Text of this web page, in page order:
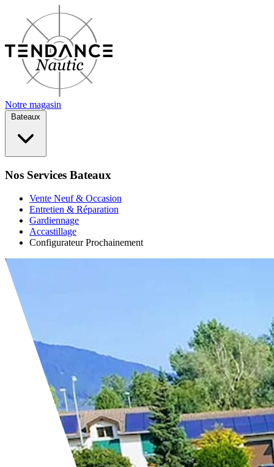
Notre magasin
Bateaux
Nos Services Bateaux
Vente Neuf & Occasion
Entretien & Réparation
Gardiennage
Accastillage
ConfigurateurProchainement